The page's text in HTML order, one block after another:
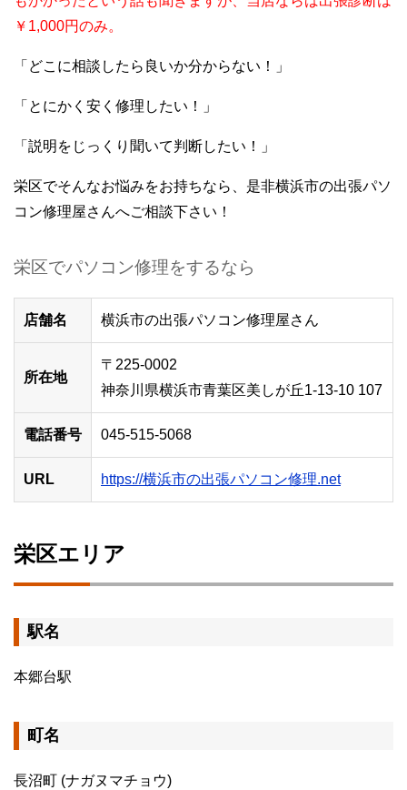
￥1,000円のみ。
「どこに相談したら良いか分からない！」
「とにかく安く修理したい！」
「説明をじっくり聞いて判断したい！」
栄区でそんなお悩みをお持ちなら、是非横浜市の出張パソ
コン修理屋さんへご相談下さい！
栄区でパソコン修理をするなら
店舗名 横浜市の出張パソコン修理屋さん
所在地
〒225-0002
神奈川県横浜市青葉区美しが丘1-13-10 107
電話番号 045-515-5068
URL https://横浜市の出張パソコン修理.net
栄区エリア
駅名
本郷台駅
町名
長沼町 (ナガヌマチョウ)